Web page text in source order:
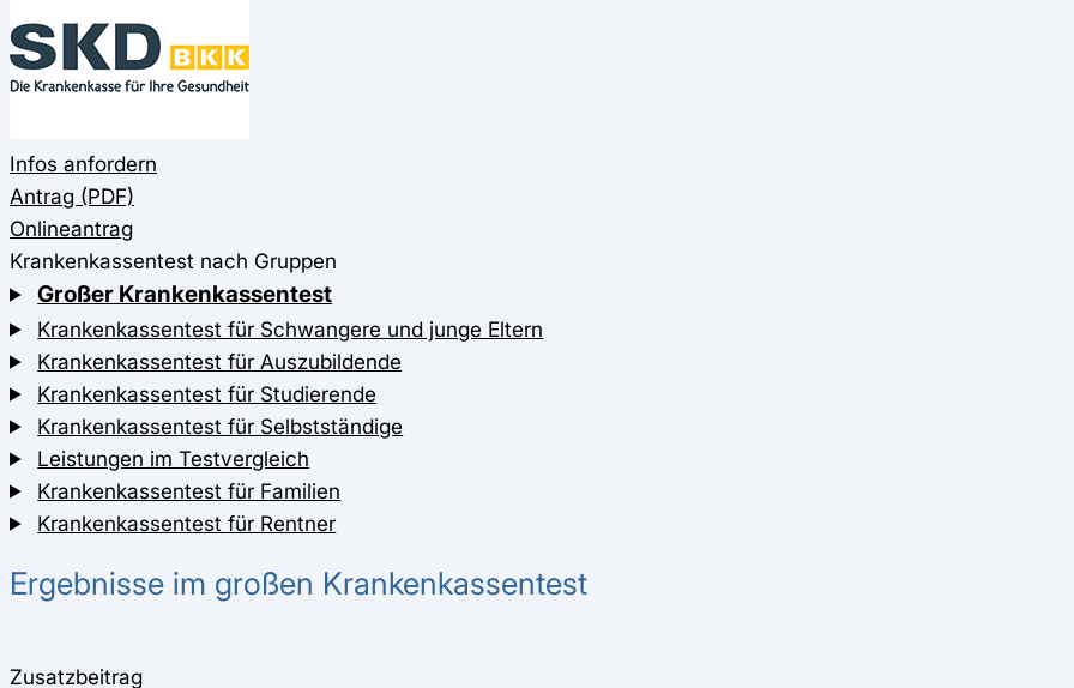
Infos anfordern
Antrag (PDF)
Onlineantrag
Krankenkassentest nach Gruppen
Großer Krankenkassentest
Krankenkassentest für Schwangere und junge Eltern
Krankenkassentest für Auszubildende
Krankenkassentest für Studierende
Krankenkassentest für Selbstständige
Leistungen im Testvergleich
Krankenkassentest für Familien
Krankenkassentest für Rentner
Ergebnisse im großen Krankenkassentest
Zusatzbeitrag